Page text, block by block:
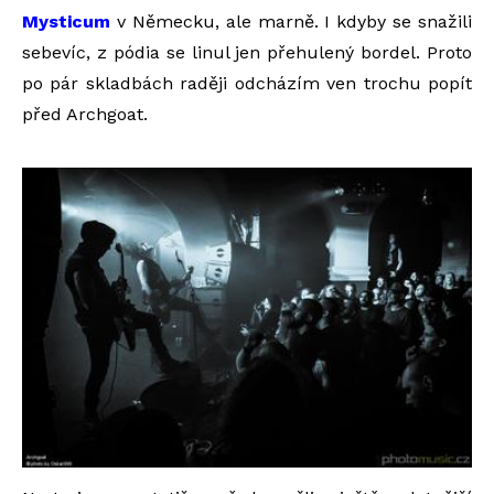
Mysticum v Německu, ale marně. I kdyby se snažili
sebevíc, z pódia se linul jen přehulený bordel. Proto
po pár skladbách raději odcházím ven trochu popít
před Archgoat.